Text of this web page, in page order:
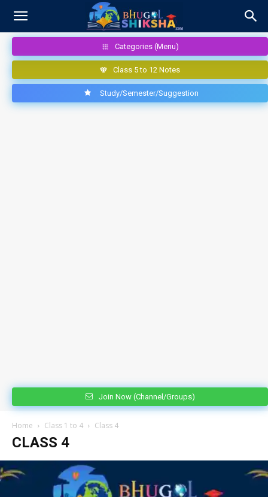
Categories (Menu)
Class 5 to 12 Notes
Study/Semester/Suggestion
Join Now (Channel/Groups)
Home Class 1 to 4 Class 4
CLASS 4